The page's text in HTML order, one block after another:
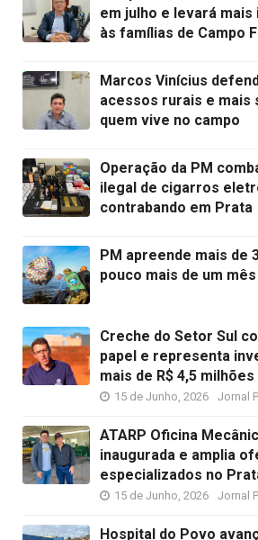
em julho e levará
às famílias de Campo
Marcos Vinícius
acessos rurais e mais
quem vive no campo
Operação da PM
ilegal de cigarros
contrabando em Prata
PM apreende mais de
pouco mais de um mês
Creche do Setor Sul
papel e representa
mais de R$ 4,5
15 de Junho, 2026 Jornal
ATARP Oficina
inaugurada e amplia
especializados no
15 de Junho, 2026 Jornal
Hospital do Povo